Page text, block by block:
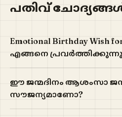
പതിവ്
Emotional Birthday Wish
എങ്ങനെ
ഈ ജന്മദിനം ആശംസാ
സൗജന്യമാണോ?